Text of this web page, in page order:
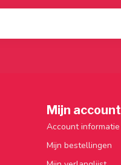
Mijn account
Account informatie
Mijn bestellingen